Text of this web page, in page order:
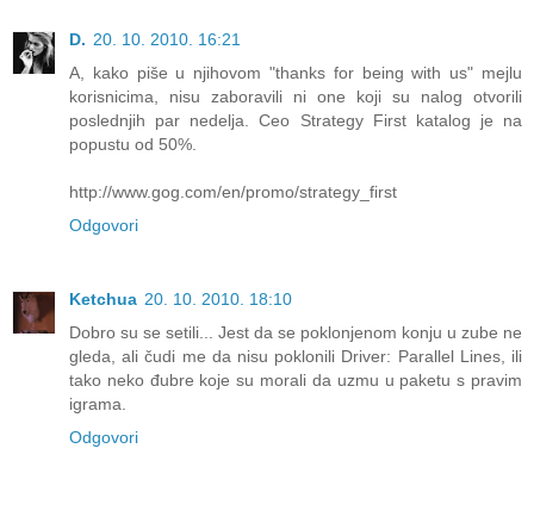
D. 20. 10. 2010. 16:21
A, kako piše u njihovom "thanks for being with us" mejlu
korisnicima, nisu zaboravili ni one koji su nalog otvorili
poslednjih par nedelja. Ceo Strategy First katalog je na
popustu od 50%.
http://www.gog.com/en/promo/strategy_first
Odgovori
Ketchua 20. 10. 2010. 18:10
Dobro su se setili... Jest da se poklonjenom konju u zube ne
gleda, ali čudi me da nisu poklonili Driver: Parallel Lines, ili
tako neko đubre koje su morali da uzmu u paketu s pravim
igrama.
Odgovori